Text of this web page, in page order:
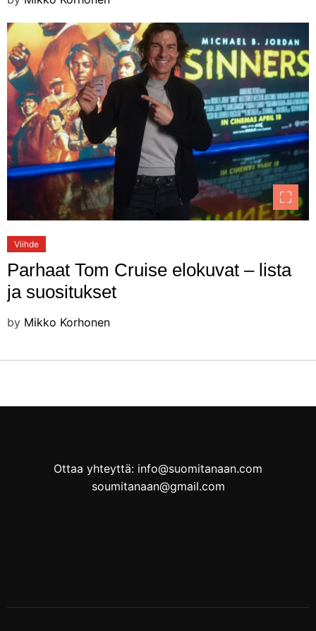
Viihde
Parhaat Tom Cruise elokuvat – lista
ja suositukset
by Mikko Korhonen
Ottaa yhteyttä: info@suomitanaan.com
soumitanaan@gmail.com